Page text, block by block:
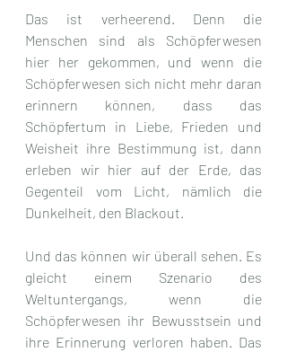
Das ist verheerend. Denn die
Menschen sind als Schöpferwesen
hier her gekommen, und wenn die
Schöpferwesen sich nicht mehr daran
erinnern können, dass das
Schöpfertum in Liebe, Frieden und
Weisheit ihre Bestimmung ist, dann
erleben wir hier auf der Erde, das
Gegenteil vom Licht, nämlich die
Dunkelheit, den Blackout.
Und das können wir überall sehen. Es
gleicht einem Szenario des
Weltuntergangs, wenn die
Schöpferwesen ihr Bewusstsein und
ihre Erinnerung verloren haben. Das